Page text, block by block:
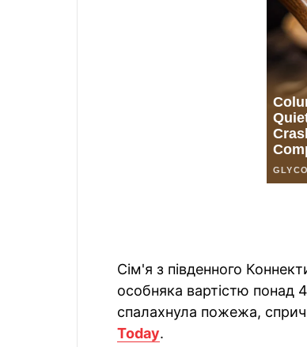
Сім'я з південного
особняка вартістю понад
спалахнула пожежа,
Today.